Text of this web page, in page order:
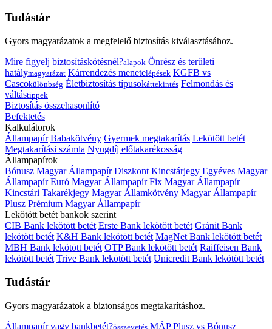
Tudástár
Gyors magyarázatok a megfelelő biztosítás kiválasztásához.
Mire figyelj biztosításkötésnél?alapok Önrész és területi
hatálymagyarázat Kárrendezés menetelépések KGFB vs
Cascokülönbség Életbiztosítás típusokáttekintés Felmondás és
váltástippek
Biztosítás összehasonlító
Befektetés
Kalkulátorok
Állampapír Babakötvény Gyermek megtakarítás Lekötött betét
Megtakarítási számla Nyugdíj előtakarékosság
Állampapírok
Bónusz Magyar Állampapír Diszkont Kincstárjegy Egyéves Magyar
Állampapír Euró Magyar Állampapír Fix Magyar Állampapír
Kincstári Takarékjegy Magyar Államkötvény Magyar Állampapír
Plusz Prémium Magyar Állampapír
Lekötött betét bankok szerint
CIB Bank lekötött betét Erste Bank lekötött betét Gránit Bank
lekötött betét K&H Bank lekötött betét MagNet Bank lekötött betét
MBH Bank lekötött betét OTP Bank lekötött betét Raiffeisen Bank
lekötött betét Trive Bank lekötött betét Unicredit Bank lekötött betét
Tudástár
Gyors magyarázatok a biztonságos megtakarításhoz.
Állampapír vagy bankbetét?összevetés MÁP Plusz vs Bónusz